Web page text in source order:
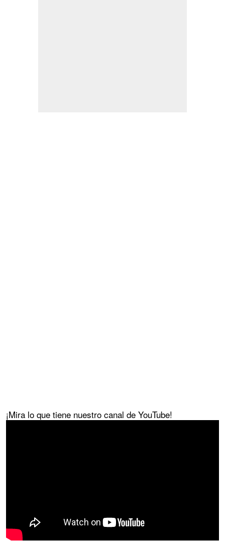
¡Mira lo que tiene nuestro canal de YouTube!